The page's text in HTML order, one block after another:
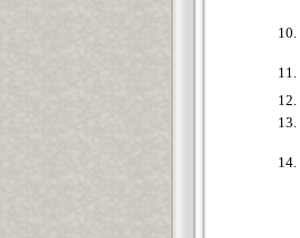
10.
11.
12.
13.
14.